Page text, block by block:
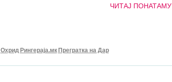
ЧИТАЈ ПОНАТАМУ
Охрид Рингераја.мк Прегратка на Дар